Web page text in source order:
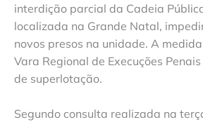
interdição parcial da Cadeia
localizada na Grande Natal,
novos presos na unidade. A
Vara Regional de Execuções
de superlotação.
Segundo consulta realizada na